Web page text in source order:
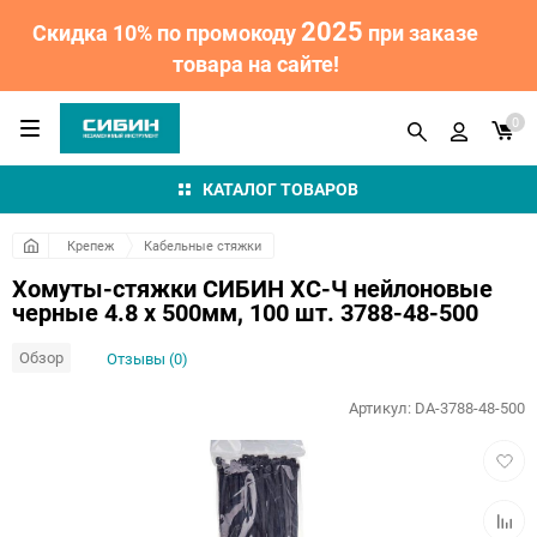
Скидка 10% по промокоду2025 при заказе
товара на сайте!
КАТАЛОГ ТОВАРОВ
0
Крепеж Кабельные стяжки
Хомуты-стяжки СИБИН ХС-Ч нейлоновые
черные 4.8 х 500мм, 100 шт. 3788-48-500
Обзор Отзывы (0)
Артикул: DA-3788-48-500